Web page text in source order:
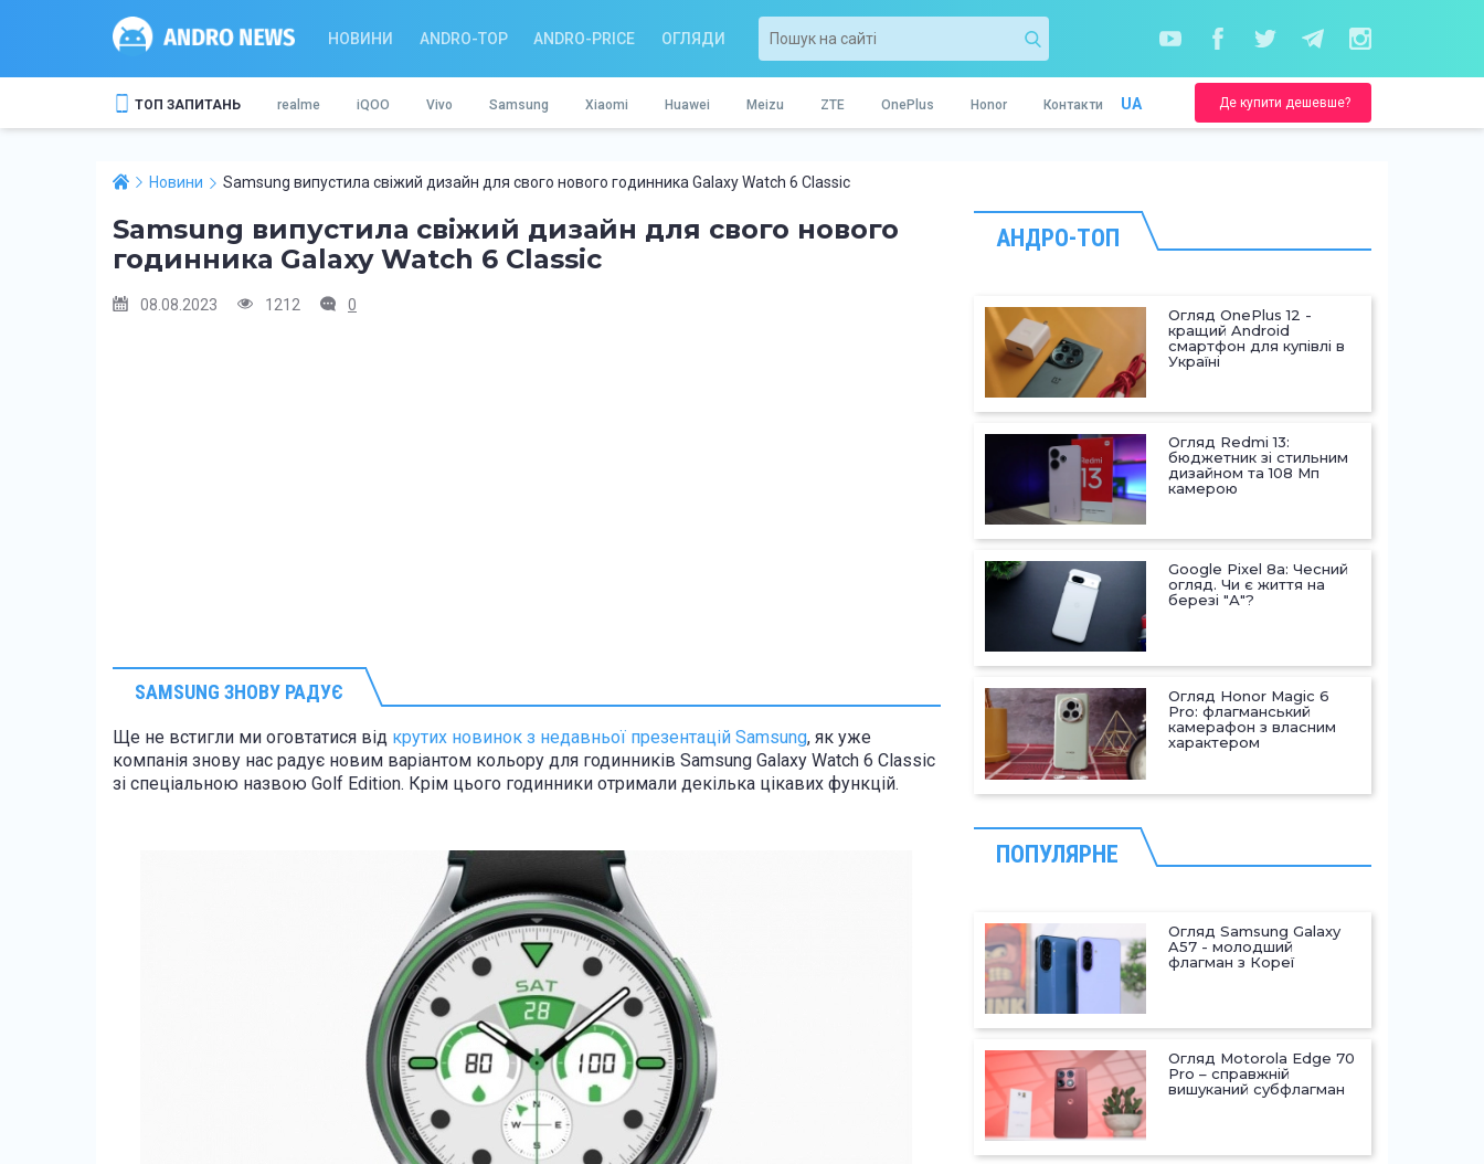
НОВИНИ ANDRO-TOP ANDRO-PRICE ОГЛЯДИ
ТОП ЗАПИТАНЬ realme iQOO Vivo Samsung Xiaomi Huawei Meizu ZTE OnePlus Honor Контакти UA Де купити дешевше?
Новини Samsung випустила свіжий дизайн для свого нового годинника Galaxy Watch 6 Classic
Samsung випустила свіжий дизайн для свого нового
годинника Galaxy Watch 6 Classic
08.08.2023 1212 0
SAMSUNG ЗНОВУ РАДУЄ
Ще не встигли ми оговтатися від крутих новинок з недавньої презентацій Samsung, як уже
компанія знову нас радує новим варіантом кольору для годинників Samsung Galaxy Watch 6 Classic
зі спеціальною назвою Golf Edition. Крім цього годинники отримали декілька цікавих функцій.
АНДРО-ТОП
Огляд OnePlus 12 -
кращий Android
смартфон для купівлі в
Україні
Огляд Redmi 13:
бюджетник зі стильним
дизайном та 108 Мп
камерою
Google Pixel 8a: Чесний
огляд. Чи є життя на
березі "А"?
Огляд Honor Magic 6
Pro: флагманський
камерафон з власним
характером
ПОПУЛЯРНЕ
Огляд Samsung Galaxy
A57 - молодший
флагман з Кореї
Огляд Motorola Edge 70
Pro – справжній
вишуканий субфлагман